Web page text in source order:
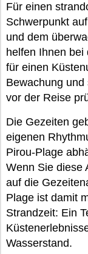
Für einen
Schwerpunkt
und dem
helfen Ihnen
für einen
Bewachung
vor der Reise
Die Gezeiten
eigenen
Pirou-Plage
Wenn Sie diese
auf die
Plage ist damit
Strandzeit: Ein
Wasserstand.